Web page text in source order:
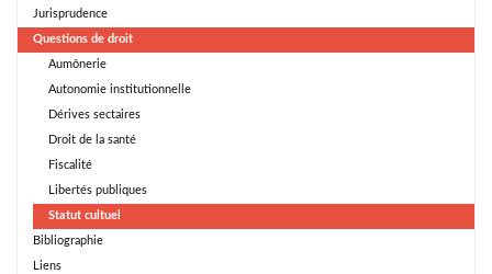
Jurisprudence
Questions de droit
Aumônerie
Autonomie institutionnelle
Dérives sectaires
Droit de la santé
Fiscalité
Libertés publiques
Statut cultuel
Bibliographie
Liens